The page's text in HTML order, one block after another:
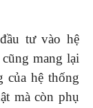
tư vào hệ
mang lại
của hệ thống
mà còn phụ